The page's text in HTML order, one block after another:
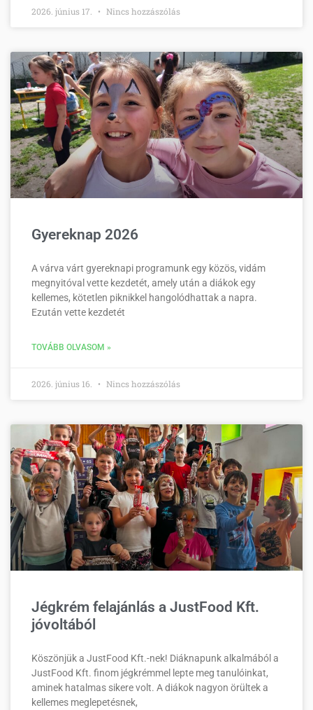
2026. június 17. Nincs hozzászólás
Gyereknap 2026
A várva várt gyereknapi programunk egy közös, vidám
megnyitóval vette kezdetét, amely után a diákok egy
kellemes, kötetlen piknikkel hangolódhattak a napra.
Ezután vette kezdetét
TOVÁBB OLVASOM »
2026. június 16. Nincs hozzászólás
Jégkrém felajánlás a JustFood Kft.
jóvoltából
Köszönjük a JustFood Kft.-nek! Diáknapunk alkalmából a
JustFood Kft. finom jégkrémmel lepte meg tanulóinkat,
aminek hatalmas sikere volt. A diákok nagyon örültek a
kellemes meglepetésnek,